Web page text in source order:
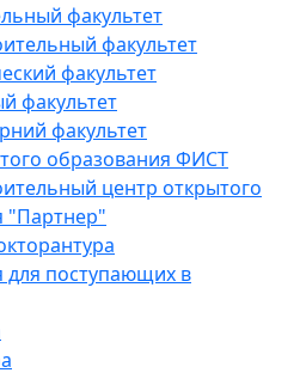
факультет
факультет
факультет
факультет
факультет
образования ФИСТ
центр открытого
"Партнер"
поступающих в